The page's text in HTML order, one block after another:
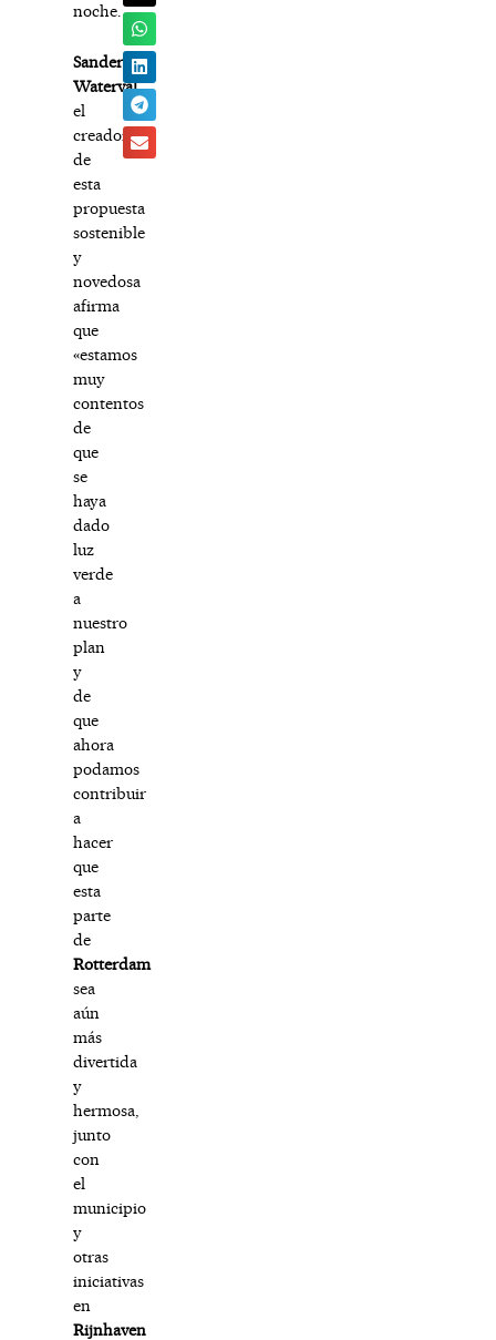
noche.
Sander
Waterval,
el
creador
de
esta
propuesta
sostenible
y
novedosa
afirma
que
«estamos
muy
contentos
de
que
se
haya
dado
luz
verde
a
nuestro
plan
y
de
que
ahora
podamos
contribuir
a
hacer
que
esta
parte
de
Rotterdam
sea
aún
más
divertida
y
hermosa,
junto
con
el
municipio
y
otras
iniciativas
en
Rijnhaven